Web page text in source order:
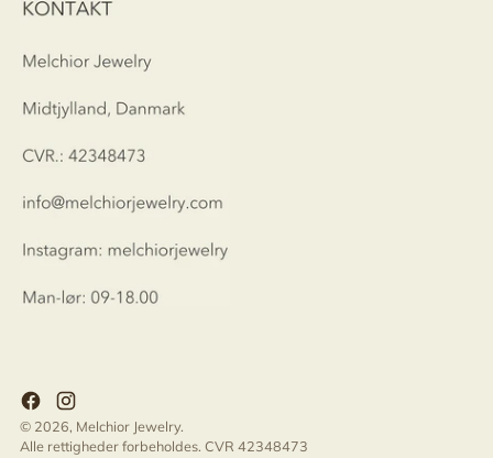
© 2026, Melchior Jewelry.
Alle rettigheder forbeholdes. CVR 42348473